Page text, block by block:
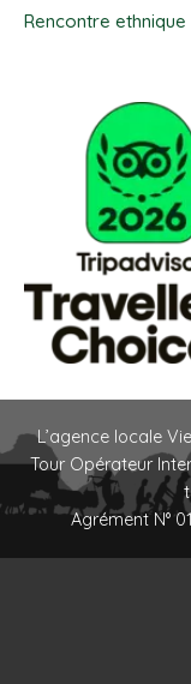
Rencontre ethnique
L’agence locale
Tour Opérateur
Agrément N°